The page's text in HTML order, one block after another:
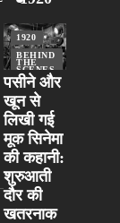
1920
BEHIND
THE
SCENES
TOP
STORIES
पसीने और
खून से
लिखी गई
मूक सिनेमा
की कहानी:
शुरुआती
दौर की
खतरनाक